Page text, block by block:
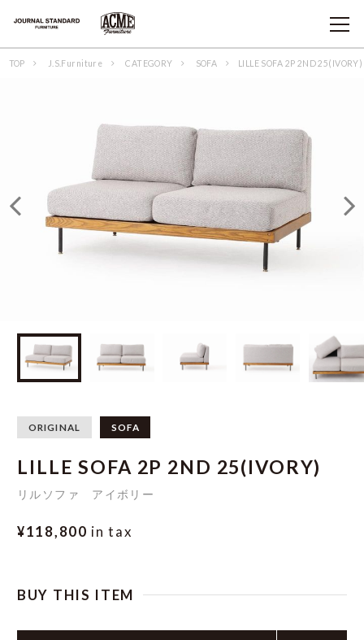
TOP J.S.Furniture CATEGORY SOFA LILLE SOFA 2P 2ND 25(IVORY)
ORIGINAL SOFA
LILLE SOFA 2P 2ND 25(IVORY)
リルソファ アイボリー
¥118,800 in tax
BUY THIS ITEM